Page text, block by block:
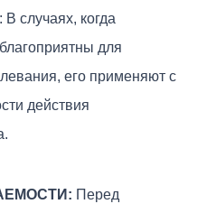
случаях, когда
для
его применяют с
действия
Перед